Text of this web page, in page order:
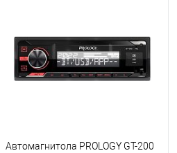
Купить в 1 клик
Сравнение
В избранное
Автомагнитола PROLOGY GT-200